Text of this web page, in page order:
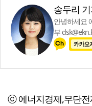
송두리
안녕하세요
부
ⓒ 에너지경제,무단전